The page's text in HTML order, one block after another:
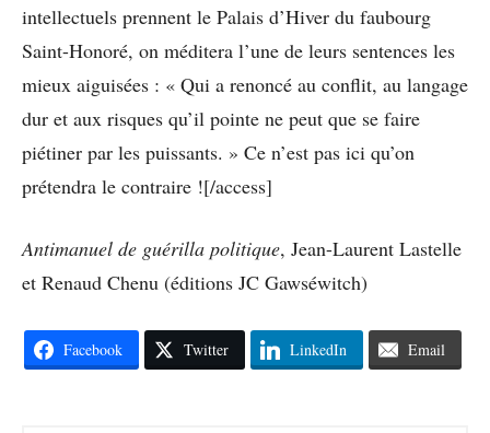
intellectuels prennent le Palais d’Hiver du faubourg
Saint-Honoré, on méditera l’une de leurs sentences les
mieux aiguisées : « Qui a renoncé au conflit, au langage
dur et aux risques qu’il pointe ne peut que se faire
piétiner par les puissants. » Ce n’est pas ici qu’on
prétendra le contraire ![/access]
Antimanuel de guérilla politique, Jean-Laurent Lastelle
et Renaud Chenu (éditions JC Gawséwitch)
Facebook Twitter LinkedIn Email